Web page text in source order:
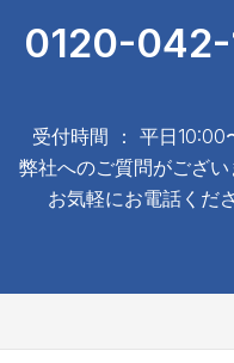
0120-
受付時間 ： 平日10:00
弊社へのご質問がござい
お気軽にお電話くださ